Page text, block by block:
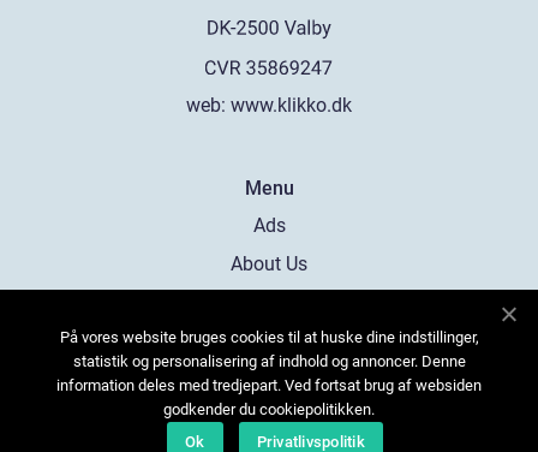
web: www.klikko.dk
Menu
Ads
About Us
Contact
Sitemap
På vores website bruges cookies til at huske dine indstillinger,
statistik og personalisering af indhold og annoncer. Denne
information deles med tredjepart. Ved fortsat brug af websiden
godkender du cookiepolitikken.
Ok
Privatlivspolitik